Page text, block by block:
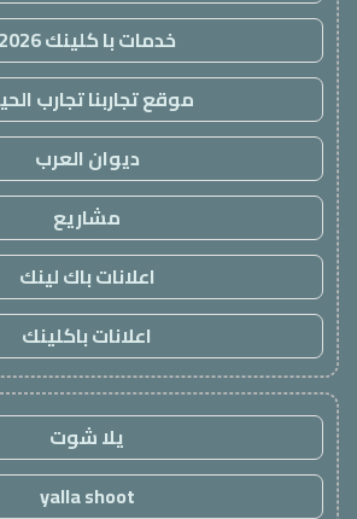
خدمات با كلينك 2026
موقع تجاربنا تجارب
ديوان العرب
مشاريع
اعلانات باك لينك
اعلانات باكلينك
يلا شوت
yalla shoot